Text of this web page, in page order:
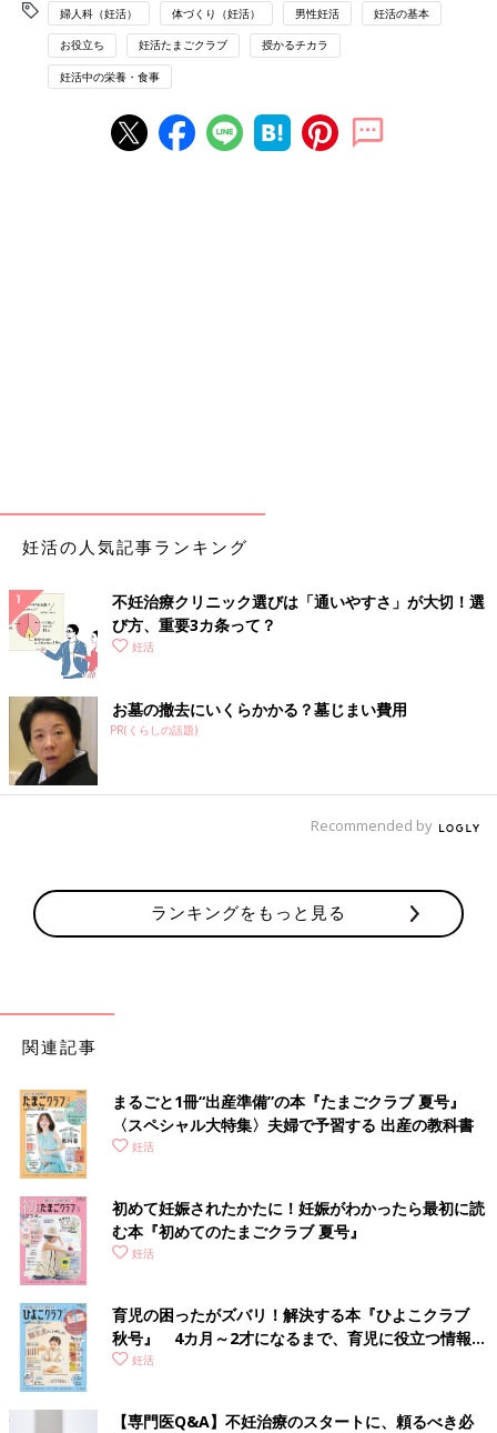
婦人科（妊活） 体づくり（妊活） 男性妊活 妊活の基本
お役立ち 妊活たまごクラブ 授かるチカラ
妊活中の栄養・食事
妊活の人気記事ランキング
不妊治療クリニック選びは「通いやすさ」が大切！選
び方、重要3カ条って？
妊活
お墓の撤去にいくらかかる？墓じまい費用
PR(くらしの話題)
Recommended by
ランキングをもっと見る
関連記事
まるごと1冊“出産準備”の本『たまごクラブ 夏号』
〈スペシャル大特集〉夫婦で予習する 出産の教科書
妊活
初めて妊娠されたかたに！妊娠がわかったら最初に読
む本『初めてのたまごクラブ 夏号』
妊活
育児の困ったがズバリ！解決する本『ひよこクラブ
秋号』 4カ月～2才になるまで、育児に役立つ情報が
いっぱい！
妊活
【専門医Q&A】不妊治療のスタートに、頼るべき必